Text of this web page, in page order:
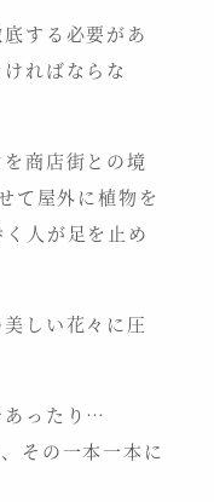
する必要があ
ればならな
商店街との境
て屋外に植物を
人が足を止め
しい花々に圧
あったり…
その一本一本に